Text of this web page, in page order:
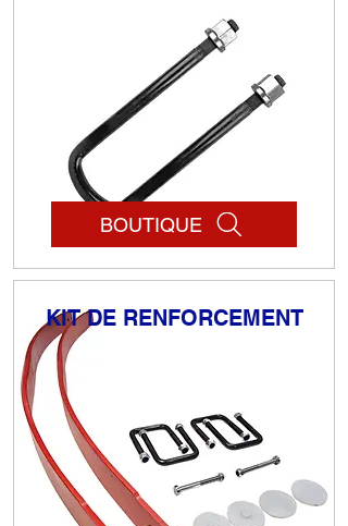
BOUTIQUE
KIT DE RENFORCEMENT